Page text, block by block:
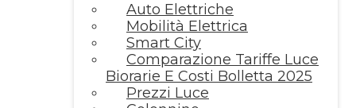
Auto Elettriche
Mobilità Elettrica
Smart City
Comparazione Tariffe Luce
Biorarie E Costi Bolletta 2025
Prezzi Luce